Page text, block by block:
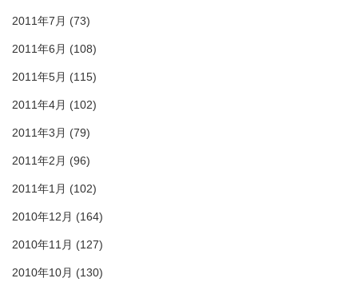
2011年7月 (73)
2011年6月 (108)
2011年5月 (115)
2011年4月 (102)
2011年3月 (79)
2011年2月 (96)
2011年1月 (102)
2010年12月 (164)
2010年11月 (127)
2010年10月 (130)